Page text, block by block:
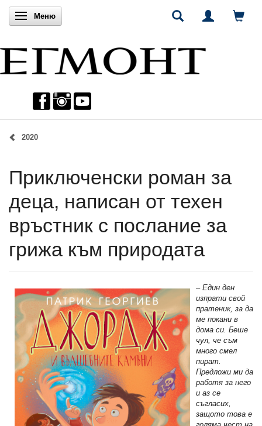
Включи навигацията
Меню
2020
Приключенски роман за
деца, написан от техен
връстник с послание за
грижа към природата
– Един ден
изпрати свой
пратеник, за да
ме покани в
дома си. Беше
чул, че съм
много смел
пират.
Предложи ми да
работя за него
и аз се
съгласих,
защото това е